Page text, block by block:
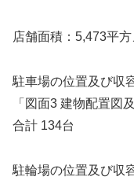
店舗面積：5,473平
駐車場の位置及び収
「図面3 建物配置図
合計 134台
駐輪場の位置及び収